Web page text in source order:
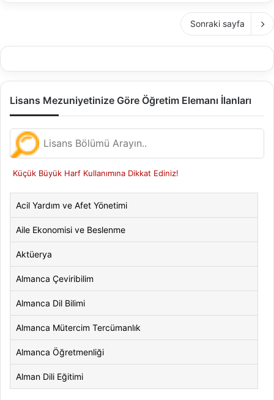
Sonraki sayfa
Lisans Mezuniyetinize Göre Öğretim Elemanı İlanları
Küçük Büyük Harf Kullanımına Dikkat Ediniz!
Acil Yardım ve Afet Yönetimi
Aile Ekonomisi ve Beslenme
Aktüerya
Almanca Çeviribilim
Almanca Dil Bilimi
Almanca Mütercim Tercümanlık
Almanca Öğretmenliği
Alman Dili Eğitimi